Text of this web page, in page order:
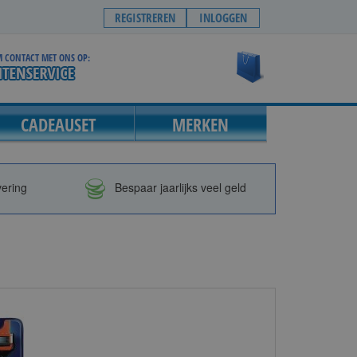
REGISTREREN INLOGGEN
CONTACT MET ONS OP:
CADEAUSET MERKEN
Bespaar jaarlijks veel geld